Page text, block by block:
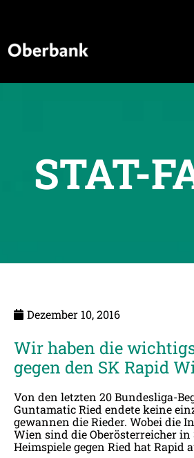
STAT-
Dezember 10, 2016
Wir haben die
gegen den SK Rapid
Von den letzten 20 Bundesliga-
Guntamatic Ried endete keine
gewannen die Rieder. Wobei die
Wien sind die Oberösterreicher in
Heimspiele gegen Ried hat Rapid